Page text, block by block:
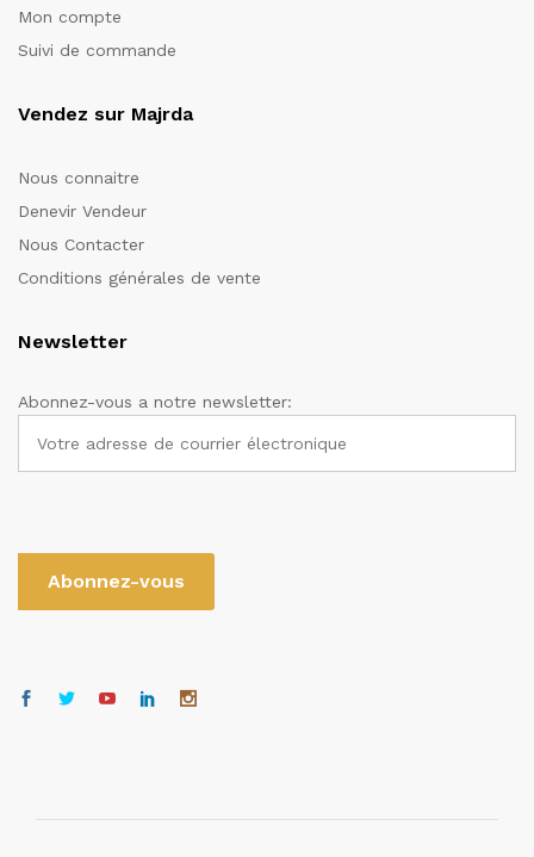
Mon compte
Suivi de commande
Vendez sur Majrda
Nous connaitre
Denevir Vendeur
Nous Contacter
Conditions générales de vente
Newsletter
Abonnez-vous a notre newsletter: